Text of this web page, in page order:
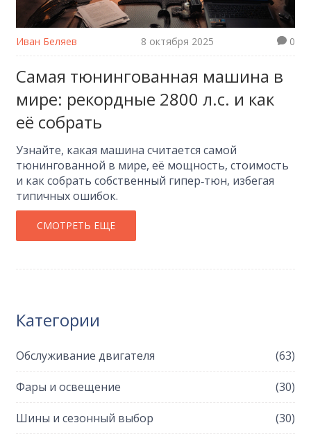
Иван Беляев 8 октября 2025 0
Самая тюнингованная машина в
мире: рекордные 2800 л.с. и как
её собрать
Узнайте, какая машина считается самой
тюнингованной в мире, её мощность, стоимость
и как собрать собственный гипер‑тюн, избегая
типичных ошибок.
СМОТРЕТЬ ЕЩЕ
Категории
Обслуживание двигателя (63)
Фары и освещение (30)
Шины и сезонный выбор (30)